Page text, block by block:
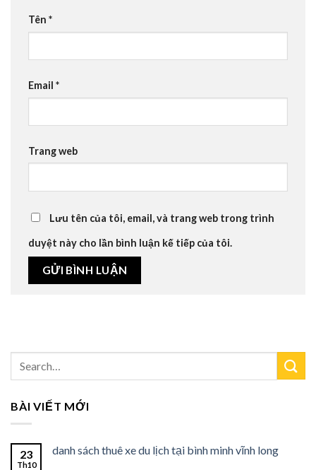
Tên *
Email *
Trang web
Lưu tên của tôi, email, và trang web trong trình
duyệt này cho lần bình luận kế tiếp của tôi.
BÀI VIẾT MỚI
23
Th10
danh sách thuê xe du lịch tại bình minh vĩnh long